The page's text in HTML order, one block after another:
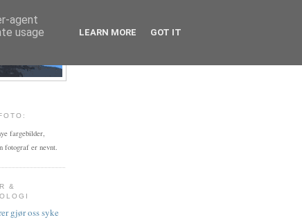
fargebilder,
fotograf er nevnt.
&
gjør oss syke
agent
usage
LEARN MORE GOT IT